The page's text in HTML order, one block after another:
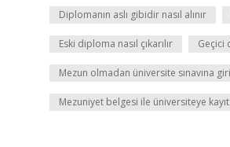
Diplomanın aslı gibidir nasıl alınır
Eski diploma nasıl çıkarılır Geçici
Mezun olmadan üniversite sınavına
Mezuniyet belgesi ile üniversiteye